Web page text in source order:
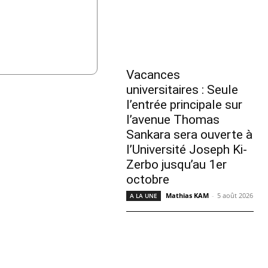
Vacances
universitaires : Seule
l’entrée principale sur
l’avenue Thomas
Sankara sera ouverte à
l’Université Joseph Ki-
Zerbo jusqu’au 1er
octobre
A LA UNE Mathias KAM - 5 août 2026